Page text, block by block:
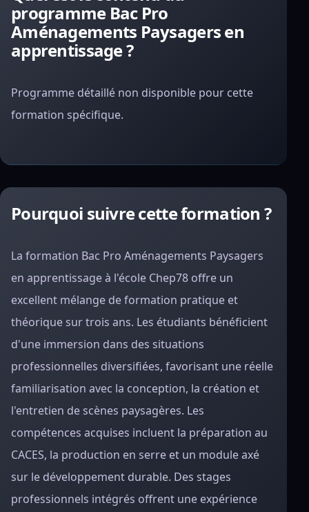
programme Bac Pro
Aménagements Paysagers en
apprentissage ?
Programme détaillé non disponible pour cette
formation spécifique.
Pourquoi suivre cette formation ?
La formation Bac Pro Aménagements Paysagers
en apprentissage à l'école Chep78 offre un
excellent mélange de formation pratique et
théorique sur trois ans. Les étudiants bénéficient
d'une immersion dans des situations
professionnelles diversifiées, favorisant une réelle
familiarisation avec la conception, la création et
l'entretien de scènes paysagères. Les
compétences acquises incluent la préparation au
CACES, la production en serre et un module axé
sur le développement durable. Des stages
professionnels intégrés offrent une expérience